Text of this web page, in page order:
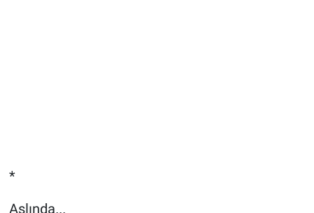
*
Aslında...